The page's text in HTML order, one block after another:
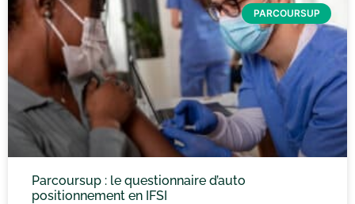
PARCOURSUP
Parcoursup : le questionnaire d’auto
positionnement en IFSI